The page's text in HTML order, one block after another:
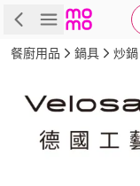
商品
餐廚用品 鍋具 炒鍋